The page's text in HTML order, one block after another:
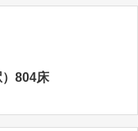
804床